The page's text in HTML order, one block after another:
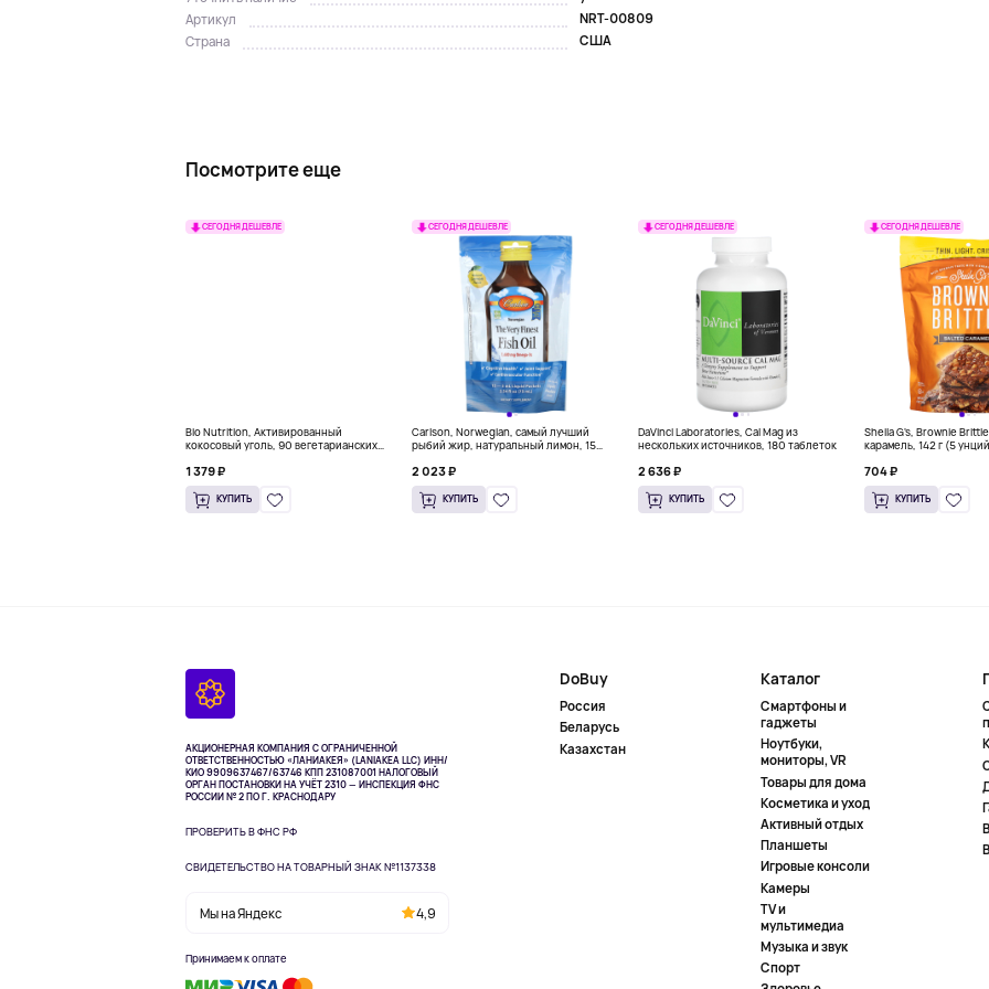
Артикул
NRT-00809
Страна
США
Посмотрите еще
СЕГОДНЯ ДЕШЕВЛЕ
Bio Nutrition, Активированный
кокосовый уголь, 90 вегетарианских
1 379 ₽
КУПИТЬ
СЕГОДНЯ ДЕШЕВЛЕ
Carlson, Norwegian, самый лучший
рыбий жир, натуральный лимон, 15
2 023 ₽
КУПИТЬ
СЕГОДНЯ ДЕШЕВЛЕ
DaVinci Laboratories, Cal Mag из
нескольких источников, 180 таблеток
2 636 ₽
КУПИТЬ
СЕГОДНЯ ДЕШЕВЛЕ
Sheila G's, Brownie
карамель, 142 г (5
704 ₽
КУПИТЬ
АКЦИОНЕРНАЯ КОМПАНИЯ С ОГРАНИЧЕННОЙ
ОТВЕТСТВЕННОСТЬЮ «ЛАНИАКЕЯ» (LANIAKEA LLC) ИНН/
КИО 9909637467/63746 КПП 231087001НАЛОГОВЫЙ
ОРГАН ПОСТАНОВКИ НА УЧЁТ 2310 — ИНСПЕКЦИЯ ФНС
РОССИИ № 2 ПО Г. КРАСНОДАРУ
ПРОВЕРИТЬ В ФНС РФ
СВИДЕТЕЛЬСТВО НА ТОВАРНЫЙ ЗНАК №1137338
Мы на Яндекс 4,9
Принимаем к оплате
DoBuy
Россия
Беларусь
Казахстан
Каталог
Смартфоны и
гаджеты
Ноутбуки,
мониторы, VR
Товары для дома
Косметика и уход
Активный отдых
Планшеты
Игровые консоли
Камеры
TV и
мультимедиа
Музыка и звук
Спорт